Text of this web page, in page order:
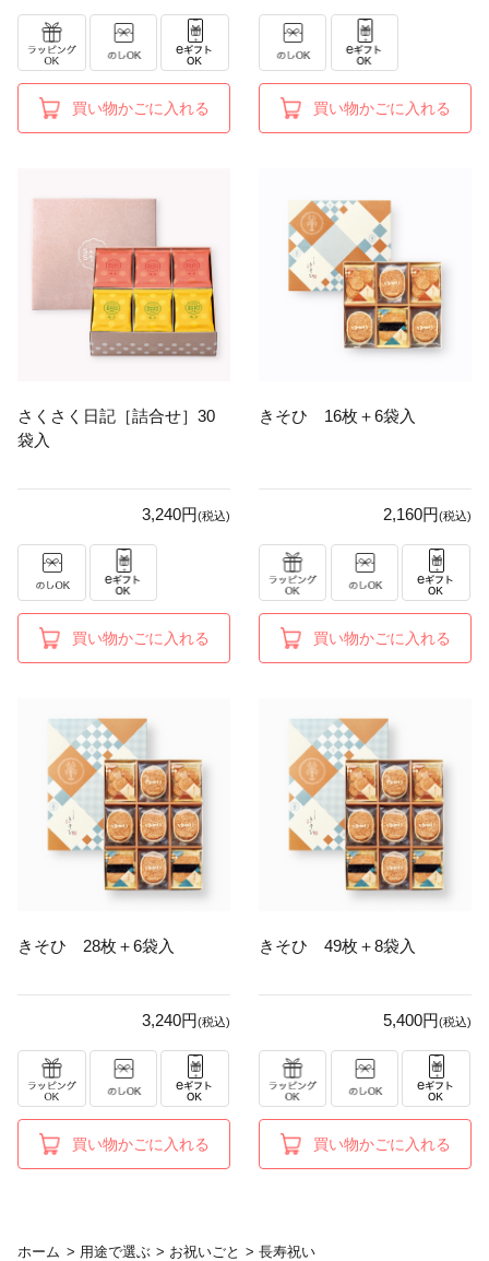
買い物かごに入れる 買い物かごに入れる
さくさく日記［詰合せ］30
袋入
3,240円(税込)
買い物かごに入れる
きそひ 16枚＋6袋入
2,160円(税込)
買い物かごに入れる
きそひ 28枚＋6袋入
3,240円(税込)
買い物かごに入れる
きそひ 49枚＋8袋入
5,400円(税込)
買い物かごに入れる
ホーム > 用途で選ぶ > お祝いごと >長寿祝い